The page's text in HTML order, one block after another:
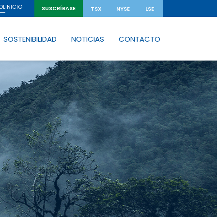
INICIO SUSCRÍBASE TSX NYSE LSE
SOSTENIBILIDAD NOTICIAS CONTACTO